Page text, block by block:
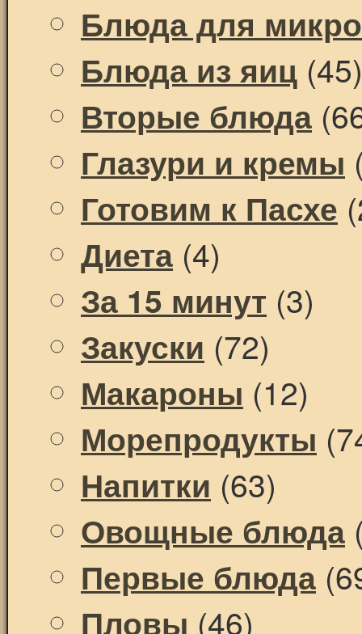
Блюда для
Блюда из яиц (45)
Вторые блюда
Глазури и кремы
Готовим к Пасхе
Диета (4)
За 15 минут (3)
Закуски (72)
Макароны (12)
Морепродукты
Напитки (63)
Овощные блюда
Первые блюда
Пловы (46)